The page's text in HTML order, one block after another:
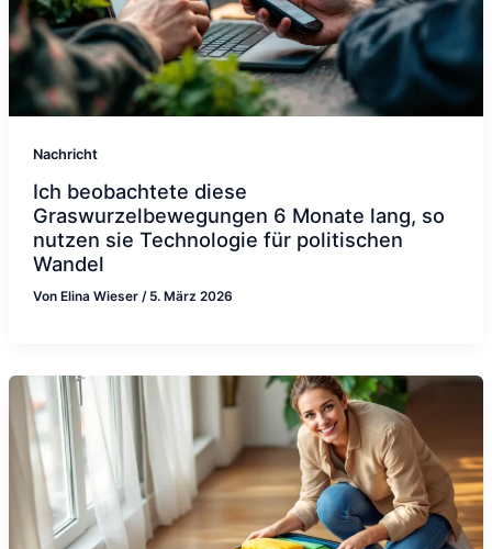
Nachricht
Ich beobachtete diese
Graswurzelbewegungen 6 Monate lang, so
nutzen sie Technologie für politischen
Wandel
Von Elina Wieser / 5. März 2026